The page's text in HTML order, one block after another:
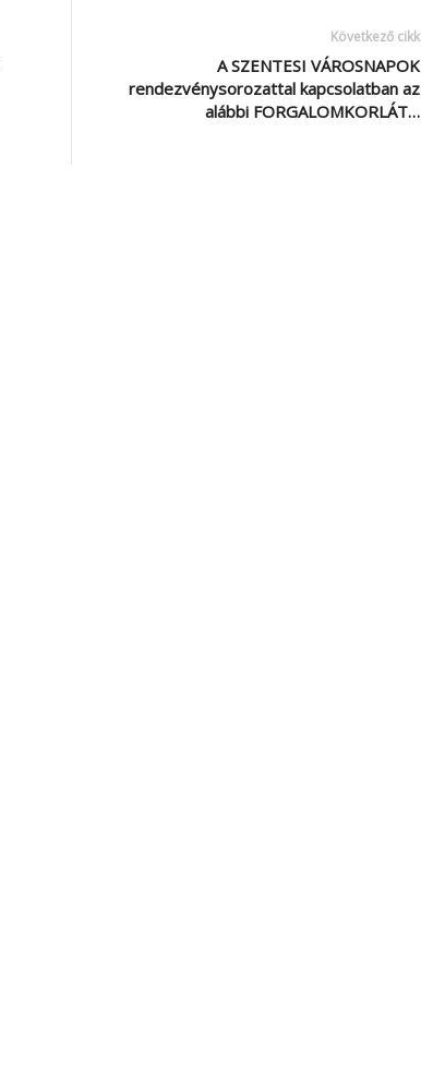
Következő cikk
A SZENTESI VÁROSNAPOK
rendezvénysorozattal kapcsolatban az
alábbi FORGALOMKORLÁT…